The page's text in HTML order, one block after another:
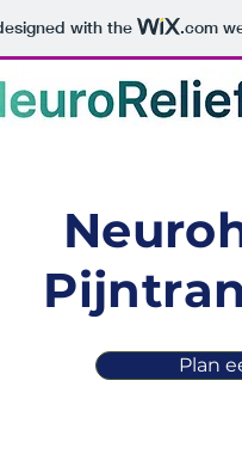
with the .com
Plan